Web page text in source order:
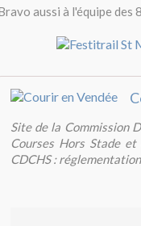
aussi à l'équipe des
Site de la Commission
Courses Hors Stade
CDCHS :